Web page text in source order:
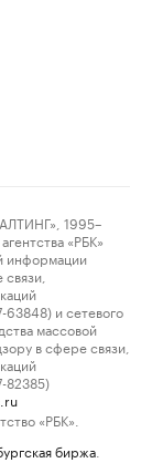
1995–
«РБК»
информации
и сетевого
массовой
в сфере связи,
82385)
«РБК».
биржа